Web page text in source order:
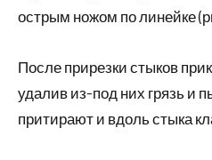
острым ножом по линейке
После прирезки стыков
удалив из-под них грязь и
притирают и вдоль стыка